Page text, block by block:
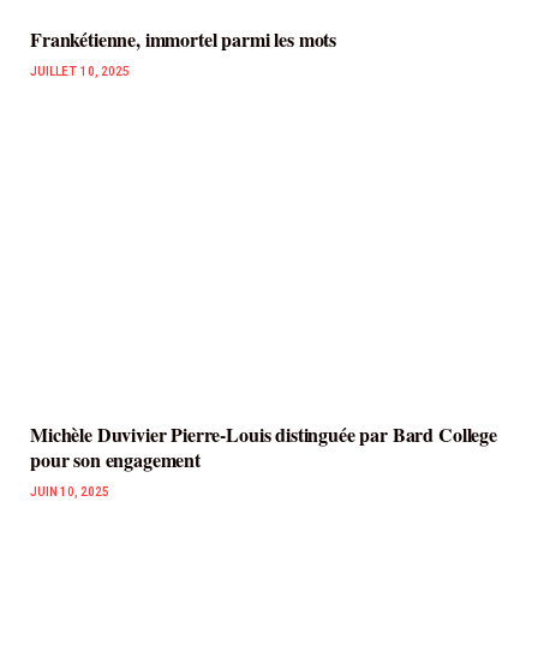
Frankétienne, immortel parmi les mots
JUILLET 10, 2025
Michèle Duvivier Pierre-Louis distinguée par Bard College
pour son engagement
JUIN 10, 2025